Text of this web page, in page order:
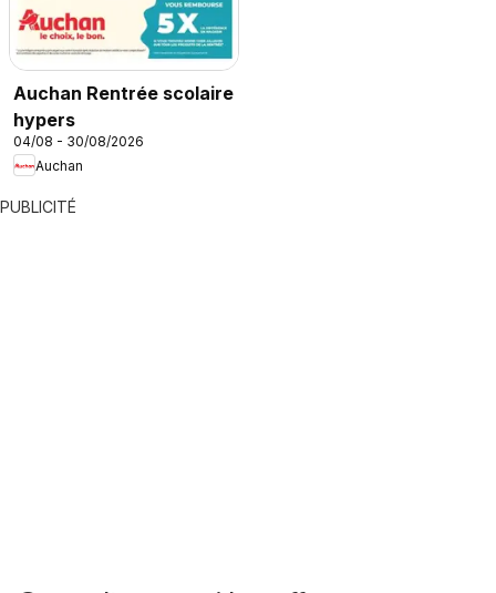
Auchan Rentrée scolaire
hypers
04/08 - 30/08/2026
Auchan
PUBLICITÉ